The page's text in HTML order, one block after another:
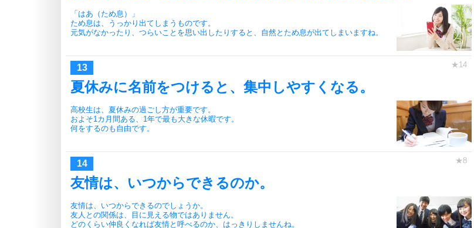
「はあ（ため息）」
ため息は、うっかり出てしまうものです。
元気がなかったり、つらいことを思い出したりすると、自然とため息が出てしまいますね。
夏休みに名前をつけると、集中しやすくなる。
高校生は、夏休みの過ごし方が重要です。
およそ1カ月間ある、1年で最も大きな休暇です。
何をするのも自由です。
友情は、いつからできるのか。
友情は、いつからできるのでしょうか。
友人との関係は、目に見える物ではありません。
どのくらい仲良くなれば友情と呼べるのか、はっきりしませんね。